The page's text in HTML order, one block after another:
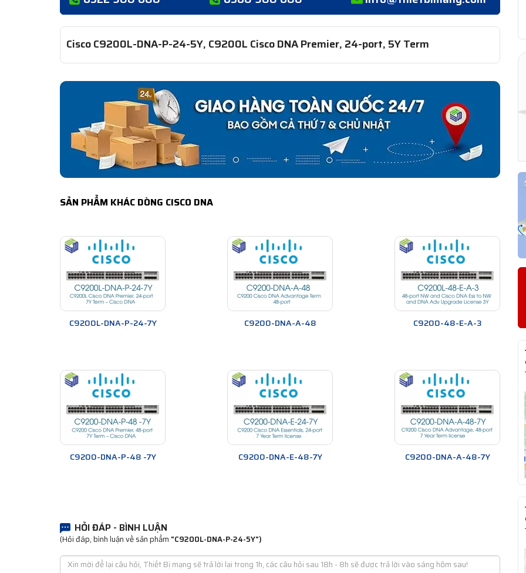
Cisco C9200L-DNA-P-24-5Y, C9200L Cisco DNA Premier, 24-port, 5Y Term
SẢN PHẨM KHÁC DÒNG CISCO DNA
C9200L-DNA-P-24-7Y C9200-DNA-A-48 C9200-48-E-A-3
C9200-DNA-P-48 -7Y C9200-DNA-E-48-7Y C9200-DNA-A-48-7Y
HỎI ĐÁP - BÌNH LUẬN
(Hỏi đáp, bình luận về sản phẩm "C9200L-DNA-P-24-5Y")